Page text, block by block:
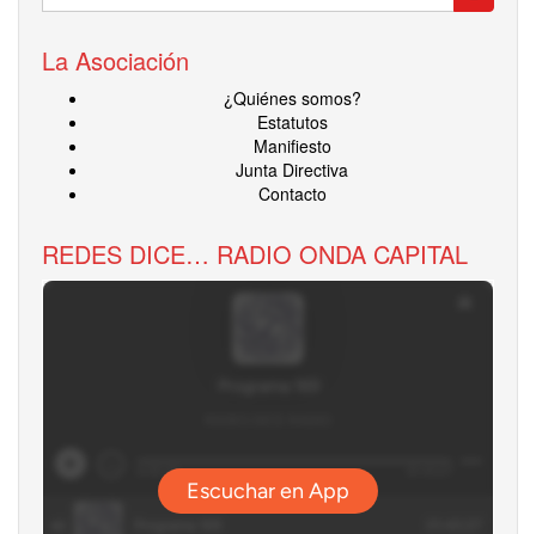
La Asociación
¿Quiénes somos?
Estatutos
Manifiesto
Junta Directiva
Contacto
REDES DICE… RADIO ONDA CAPITAL